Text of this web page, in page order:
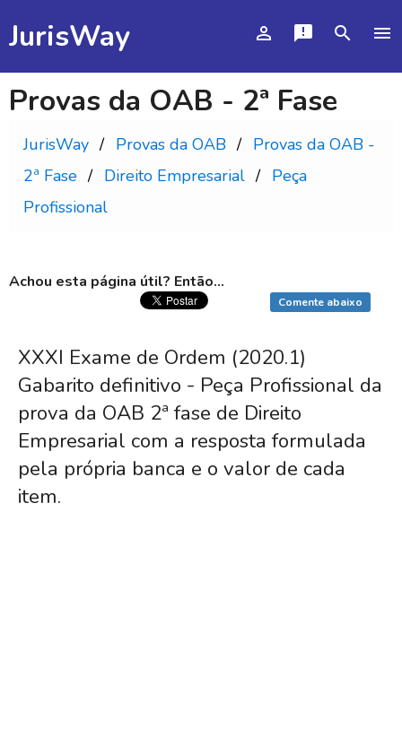
JurisWay person_outline announcement search menu
Provas da OAB - 2ª Fase
JurisWay Provas da OAB
Provas da OAB -
2ª Fase
Direito Empresarial
Peça
Profissional
Achou esta página útil? Então...
Comente abaixo
XXXI Exame de Ordem (2020.1)
Gabarito definitivo - Peça Profissional da
prova da OAB 2ª fase de Direito
Empresarial com a resposta formulada
pela própria banca e o valor de cada
item.